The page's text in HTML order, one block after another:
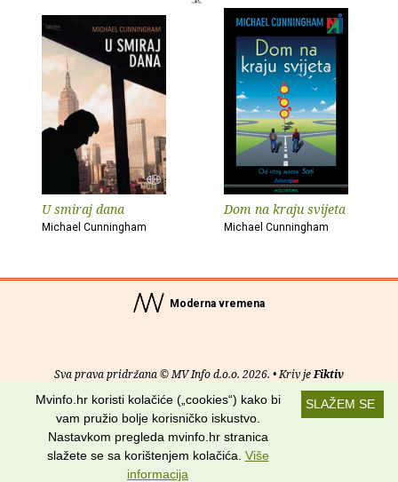
U smiraj dana
Michael Cunningham
Dom na kraju svijeta
Michael Cunningham
Moderna vremena
Sva prava pridržana © MV Info d.o.o. 2026. • Kriv jeFiktiv
Uvjeti korištenja RSS kanali
Potraži nas na:
SLAŽEM SE
Mvinfo.hr koristi kolačiće („cookies“) kako bi
vam pružio bolje korisničko iskustvo.
Nastavkom pregleda mvinfo.hr stranica
slažete se sa korištenjem kolačića. Više
informacija